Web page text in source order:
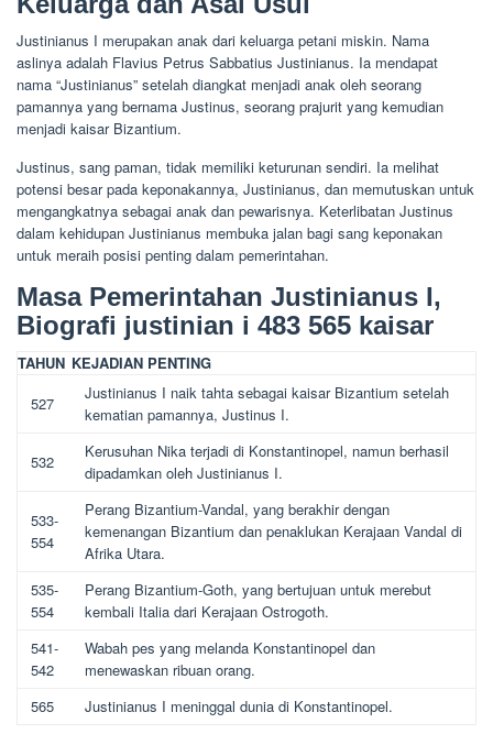
Justinianus I merupakan anak dari keluarga petani miskin. Nama
aslinya adalah Flavius Petrus Sabbatius Justinianus. Ia mendapat
nama “Justinianus” setelah diangkat menjadi anak oleh seorang
pamannya yang bernama Justinus, seorang prajurit yang kemudian
menjadi kaisar Bizantium.
Justinus, sang paman, tidak memiliki keturunan sendiri. Ia melihat
potensi besar pada keponakannya, Justinianus, dan memutuskan untuk
mengangkatnya sebagai anak dan pewarisnya. Keterlibatan Justinus
dalam kehidupan Justinianus membuka jalan bagi sang keponakan
untuk meraih posisi penting dalam pemerintahan.
Masa Pemerintahan Justinianus I,
Biografi justinian i 483 565 kaisar
TAHUN KEJADIAN PENTING
527
Justinianus I naik tahta sebagai kaisar Bizantium setelah
kematian pamannya, Justinus I.
532
Kerusuhan Nika terjadi di Konstantinopel, namun berhasil
dipadamkan oleh Justinianus I.
533-
554
Perang Bizantium-Vandal, yang berakhir dengan
kemenangan Bizantium dan penaklukan Kerajaan Vandal di
Afrika Utara.
535-
554
Perang Bizantium-Goth, yang bertujuan untuk merebut
kembali Italia dari Kerajaan Ostrogoth.
541-
542
Wabah pes yang melanda Konstantinopel dan
menewaskan ribuan orang.
565
Justinianus I meninggal dunia di Konstantinopel.